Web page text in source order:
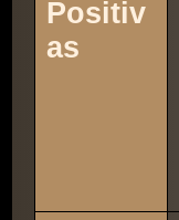
Positiv
as